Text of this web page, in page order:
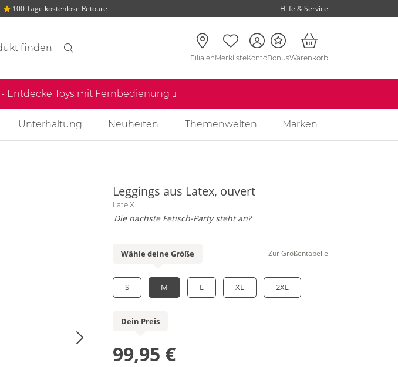
100 Tage kostenlose Retoure Hilfe & Service
FilialenMerklisteKontoBonusWarenkorb
- Entdecke Toys mit Fernbedienung
Unterhaltung Neuheiten Themenwelten Marken
Leggings aus Latex, ouvert
Late X
Die nächste Fetisch-Party steht an?
Wähle deine Größe
S M L XL 2XL
Zur Größentabelle
Dein Preis
99,95 €